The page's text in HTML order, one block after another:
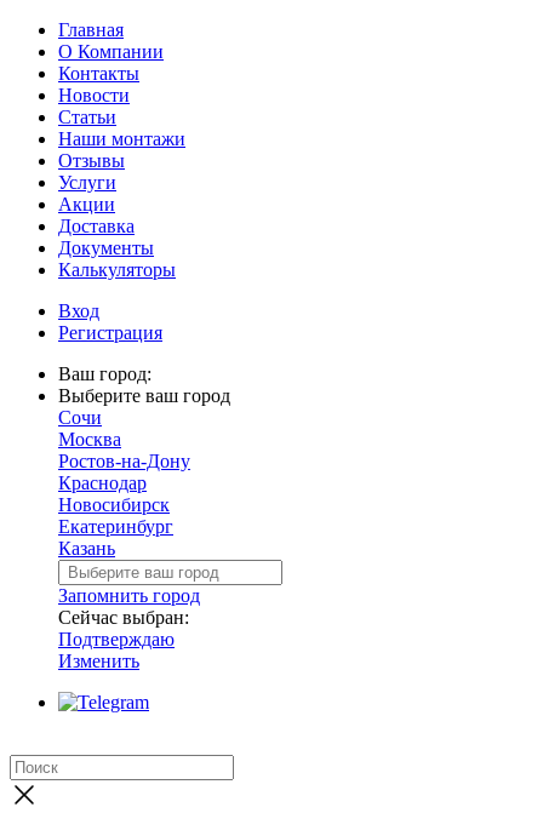
Главная
О Компании
Контакты
Новости
Статьи
Наши монтажи
Отзывы
Услуги
Акции
Доставка
Документы
Калькуляторы
Вход
Регистрация
Ваш город:
Выберите ваш город
Сочи
Москва
Ростов-на-Дону
Краснодар
Новосибирск
Екатеринбург
Казань
Запомнить город
Сейчас выбран:
Подтверждаю
Изменить